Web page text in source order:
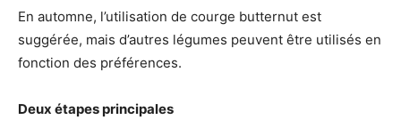
En automne, l’utilisation de courge butternut est
suggérée, mais d’autres légumes peuvent être utilisés en
fonction des préférences.
Deux étapes principales